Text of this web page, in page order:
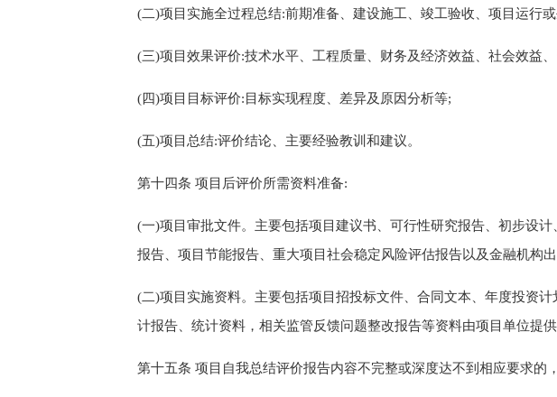
(二)项目实施全过程总结:前期准备、 建设施工 竣工验收、 项目运行
(三)项目效果评价:技术水平、 工程质量、 财务及经济效益、社会效益
(四)项目目标评价: 目标实现程度、差异及原因分析等;
(五)项目总结:评价结论、主要经验教训和建议。
第十四条 项目 后评价所需资料准备:
(一)项目审批文件。 主要包括项目建议书、可行性研究报告、初步设计
报告、 项目 节能报告、重大项目社会稳定风险评估报告以及金融机构
(二)项目实施资料。 主要包括项目招投标文件、合同文本、年度投资
计报告
统计资料 ，相关监管反馈问题整改报告等资料由项目单位提供
第十五条 项目自我总结评价报告内容不完整或深度达不到相应要求的，